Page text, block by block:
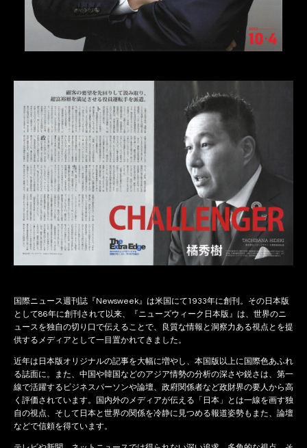
国際ニュース週刊誌『Newsweek』は米国にて1933年に創刊。その日本版
として86年に創刊されて以来、『ニューズウィーク日本版』は、世界のニ
ュースを独自の切り口で伝えることで、良質な情報と洞察力ある視点とを提
供するメディアとして一目置かれてきました。
近年は日本版オリジナルの記事を大幅に増やし、本国版以上に国際色あふれ
る誌面に。また、中国や韓国などのアジア情勢の分析の深さや鋭さは、第一
線で活躍するビジネスパーソンや論壇、政府関係者など政財界の要人から高
く評価されています。国内外のメディアが伝える「日本」とは一線を画す独
自の視点、そして日本と世界の関係を冷静に見つめる報道姿勢もまた、論壇
などで信頼を得ています。